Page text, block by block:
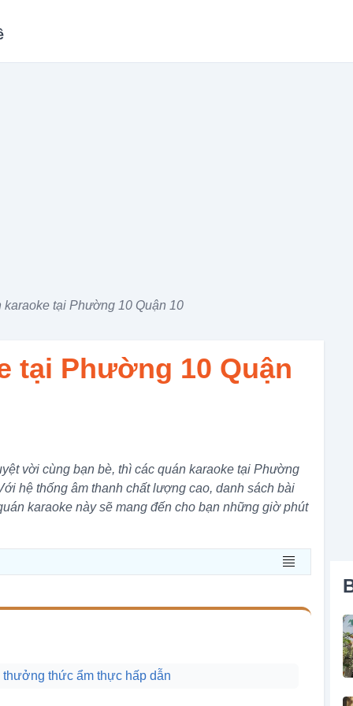
karaoke tại Phường 10 Quận 10
tại Phường 10 Quận
vời cùng bạn bè, thì các quán karaoke tại Phường
hệ thống âm thanh chất lượng cao, danh sách bài
karaoke này sẽ mang đến cho bạn những giờ phút
thức ẩm thực hấp dẫn